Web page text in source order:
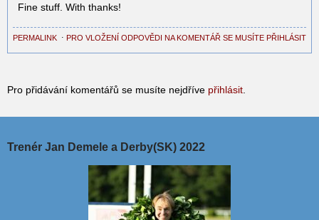
Fine stuff. With thanks!
PERMALINK ⋅ PRO VLOŽENÍ ODPOVĚDI NA KOMENTÁŘ SE MUSÍTE PŘIHLÁSIT
Pro přidávání komentářů se musíte nejdříve přihlásit
Trenér Jan Demele a Derby(SK) 2022